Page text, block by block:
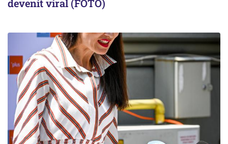
devenit viral (FOTO)